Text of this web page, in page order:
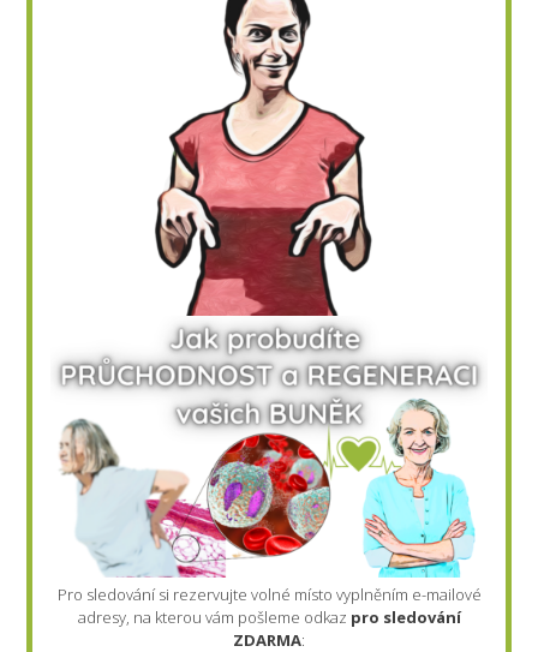
Pro sledování si rezervujte volné místo vyplněním e-mailové
adresy, na kterou vám pošleme odkaz pro sledování
ZDARMA: